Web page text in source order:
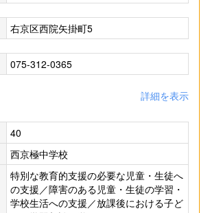
右京区西院矢掛町5
075-312-0365
詳細を表示
40
西京極中学校
特別な教育的支援の必要な児童・生徒へ
の支援／障害のある児童・生徒の学習・
学校生活への支援／放課後における子ど